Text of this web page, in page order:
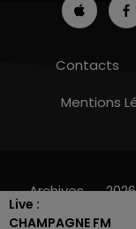
Live :
CHAMPAGNE FM
Contacts
Mentions
Archives 2026